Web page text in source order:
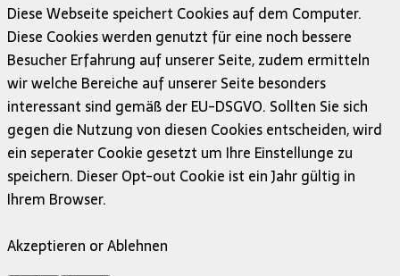
Diese Webseite speichert Cookies auf dem Computer.
Diese Cookies werden genutzt für eine noch bessere
Besucher Erfahrung auf unserer Seite, zudem ermitteln
wir welche Bereiche auf unserer Seite besonders
interessant sind gemäß der EU-DSGVO. Sollten Sie sich
gegen die Nutzung von diesen Cookies entscheiden, wird
ein seperater Cookie gesetzt um Ihre Einstellunge zu
speichern. Dieser Opt-out Cookie ist ein Jahr gültig in
Ihrem Browser.
Akzeptieren or Ablehnen